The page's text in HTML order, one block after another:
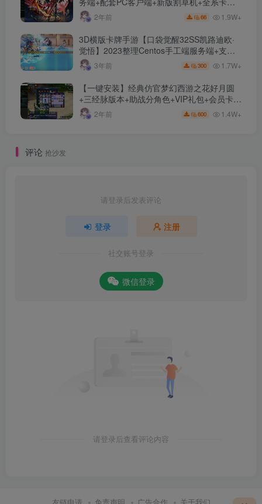
文件2年前 66 1.9W+
3D横版卡牌手游【口袋觉醒32SS凯路迪欧·
觉悟】2023整理Centos手工端服务端+支付
对接+安卓苹果双端+运营后台+GM授权后台
+代理后台
3年前 300 1.7W+
【一键安装】经典仿官梦幻西游之花好月圆
+三经脉版本+助战分角色+VIP礼包+会员卡
+剧情活动+视频搭建及其他修改资料
2年前 600 1.4W+
评论 抢沙发
请登录后发表评论
登录 注册
社交账号登录
微信登录
请登录后查看评论内容